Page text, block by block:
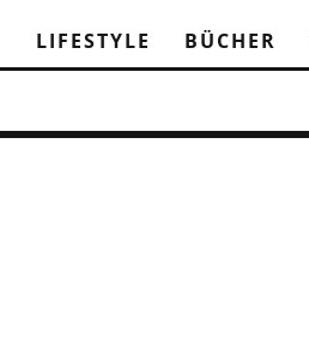
LIFESTYLE BÜCHER